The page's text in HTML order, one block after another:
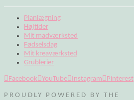
Planlægning
Højtider
Mit madværksted
Fødselsdag
Mit kreaværksted
Grublerier
Facebook YouTube Instagram Pinterest
PROUDLY POWERED BY THE